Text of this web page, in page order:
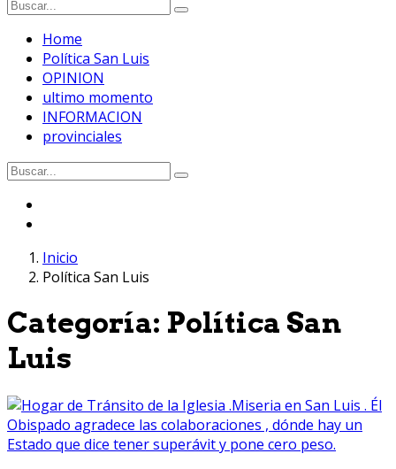
Home
Política San Luis
OPINION
ultimo momento
INFORMACION
provinciales
Inicio
Política San Luis
Categoría: Política San
Luis